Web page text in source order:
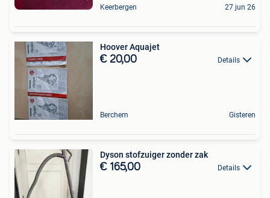
Keerbergen 27 jun 26
Hoover Aquajet
€ 20,00 Details
Berchem Gisteren
Dyson stofzuiger zonder zak
€ 165,00 Details